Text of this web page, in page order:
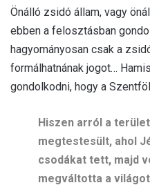
Önálló zsidó állam, vagy
ebben a felosztásban
hagyományosan csak a
formálhatnának jogot…
gondolkodni, hogy a
Hiszen arról a
megtestesült, ahol
csodákat tett, majd
megváltotta a